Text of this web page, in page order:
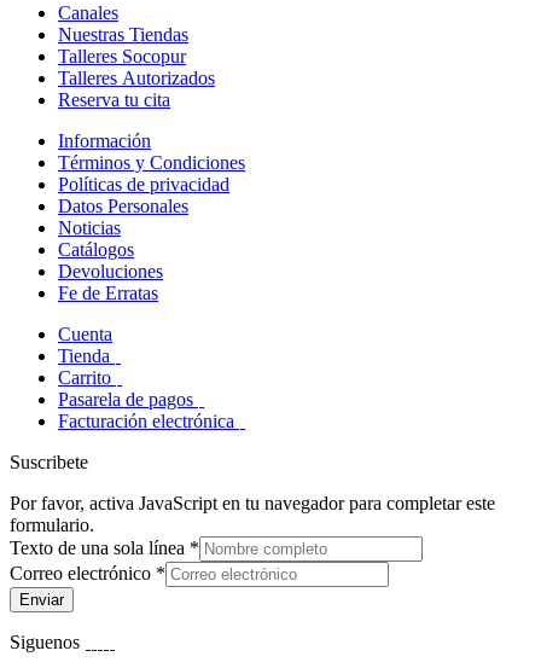
Canales
Nuestras Tiendas
Talleres Socopur
Talleres Autorizados
Reserva tu cita
Información
Términos y Condiciones
Políticas de privacidad
Datos Personales
Noticias
Catálogos
Devoluciones
Fe de Erratas
Cuenta
Tienda
Carrito
Pasarela de pagos
Facturación electrónica
Suscribete
Por favor, activa JavaScript en tu navegador para completar este
formulario.
Texto de una sola línea *
Correo electrónico *
Enviar
Siguenos